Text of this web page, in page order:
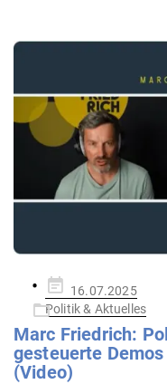
Gepostet
am
16.07.2025
Politik & Aktuelles
Marc Friedrich:
gesteuerte
(Video)